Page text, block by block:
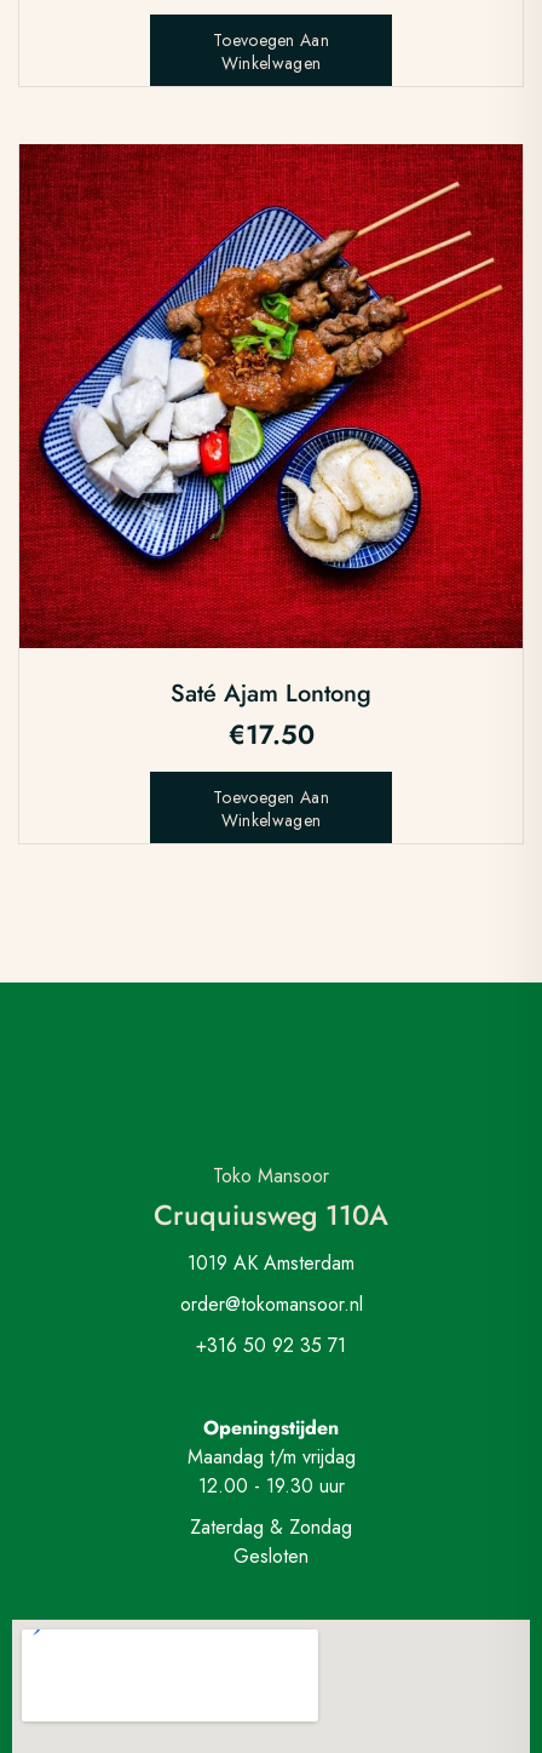
Toevoegen Aan
Winkelwagen
Saté Ajam Lontong
€17.50
Toevoegen Aan
Winkelwagen
Toko Mansoor
Cruquiusweg 110A
1019 AK Amsterdam
order@tokomansoor.nl
+316 50 92 35 71
Openingstijden
Maandag t/m vrijdag
12.00 - 19.30 uur
Zaterdag & Zondag
Gesloten